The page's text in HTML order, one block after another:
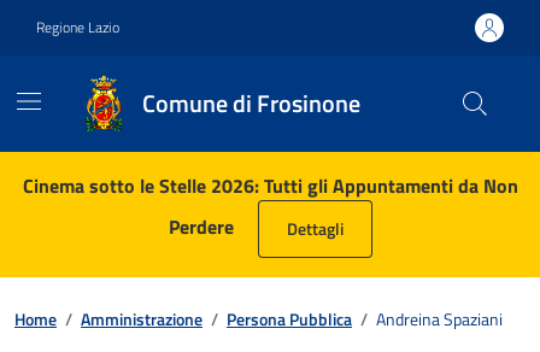
Regione Lazio
Comune di Frosinone
Contenuti in evidenza
Cinema sotto le Stelle 2026: Tutti gli Appuntamenti da Non
Perdere
Dettagli
Home / Amministrazione / Persona Pubblica / Andreina Spaziani